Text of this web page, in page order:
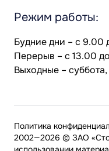
Режим работы:
Будние дни – с 9.00
Перерыв – с 13.00
Выходные –
2002—2026 © ЗАО
Политика